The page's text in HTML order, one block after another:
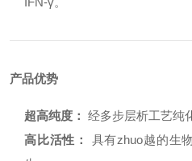
产品优势
超高纯度： 经多步层析工艺纯
高比活性：
具有zhuo越的生